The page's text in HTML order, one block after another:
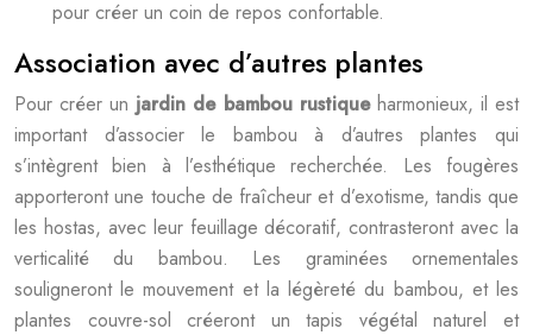
pour créer un coin de repos confortable.
Association avec d’autres plantes
Pour créer un jardin de bambou rustique harmonieux, il est
important d’associer le bambou à d’autres plantes qui
s’intègrent bien à l’esthétique recherchée. Les fougères
apporteront une touche de fraîcheur et d’exotisme, tandis que
les hostas, avec leur feuillage décoratif, contrasteront avec la
verticalité du bambou. Les graminées ornementales
souligneront le mouvement et la légèreté du bambou, et les
plantes couvre-sol créeront un tapis végétal naturel et